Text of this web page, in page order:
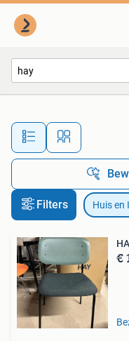
Filters Huis en
€